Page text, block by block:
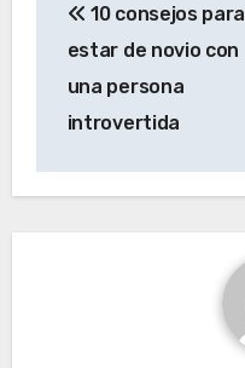
de
entradas
10 consejos para
estar de novio con
una persona
introvertida